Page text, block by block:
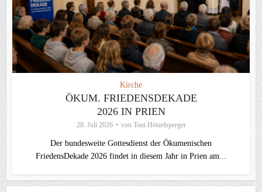
Kirche
ÖKUM. FRIEDENSDEKADE
2026 IN PRIEN
28. Juli 2026 von Toni Hötzelsperger
Der bundesweite Gottesdienst der Ökumenischen
FriedensDekade 2026 findet in diesem Jahr in Prien am...